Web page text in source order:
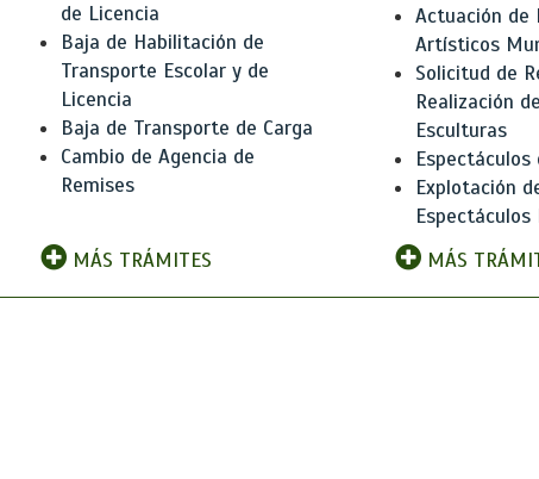
de Licencia
Baja de Habilitación de
Transporte Escolar y de
Licencia
Baja de Transporte de Carga
Cambio de Agencia de
Remises
MÁS TRÁMITES
Actuación de
Artísticos
Solicitud de
Realización
Esculturas
Espectáculos
Explotación
Espectáculos
MÁS